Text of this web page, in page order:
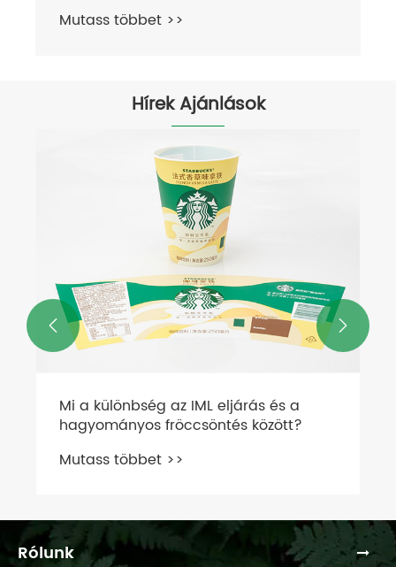
Mutass többet >>
Hírek Ajánlások
A Zhejiang Zhongyu Tudomány és
Technológia (YZY) innovatív
Chinaplas 2026 kiállításon
Mutass többet >>
 
Rólunk